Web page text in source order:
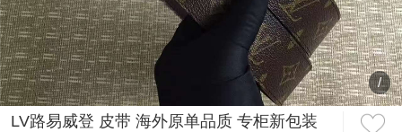
/
LV路易威登 皮带 海外原单品质 专柜新包装